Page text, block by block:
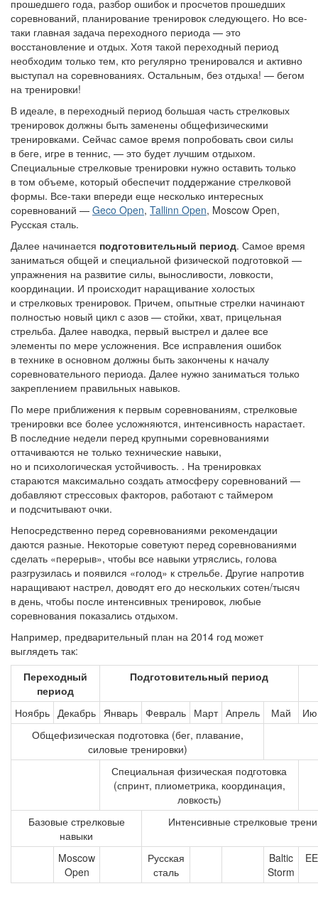
прошедшего года, разбор ошибок и просчетов прошедших
соревнований, планирование тренировок следующего. Но все-
таки главная задача переходного периода — это
восстановление и отдых. Хотя такой переходный период
необходим только тем, кто регулярно тренировался и активно
выступал на соревнованиях. Остальным, без отдыха! — бегом
на тренировки!
В идеале, в переходный период большая часть стрелковых
тренировок должны быть заменены общефизическими
тренировками. Сейчас самое время попробовать свои силы
в беге, игре в теннис, — это будет лучшим отдыхом.
Специальные стрелковые тренировки нужно оставить только
в том объеме, который обеспечит поддержание стрелковой
формы. Все-таки впереди еще несколько интересных
соревнований — Geco Open, Tallinn Open, Moscow Open,
Русская сталь.
Далее начинается подготовительный период. Самое время
заниматься общей и специальной физической подготовкой —
упражнения на развитие силы, выносливости, ловкости,
координации. И происходит наращивание холостых
и стрелковых тренировок. Причем, опытные стрелки начинают
полностью новый цикл с азов — стойки, хват, прицельная
стрельба. Далее наводка, первый выстрел и далее все
элементы по мере усложнения. Все исправления ошибок
в технике в основном должны быть закончены к началу
соревновательного периода. Далее нужно заниматься только
закреплением правильных навыков.
По мере приближения к первым соревнованиям, стрелковые
тренировки все более усложняются, интенсивность нарастает.
В последние недели перед крупными соревнованиями
оттачиваются не только технические навыки,
но и психологическая устойчивость. . На тренировках
стараются максимально создать атмосферу соревнований —
добавляют стрессовых факторов, работают с таймером
и подсчитывают очки.
Непосредственно перед соревнованиями рекомендации
даются разные. Некоторые советуют перед соревнованиями
сделать «перерыв», чтобы все навыки утряслись, голова
разгрузилась и появился «голод» к стрельбе. Другие напротив
наращивают настрел, доводят его до нескольких сотен/тысяч
в день, чтобы после интенсивных тренировок, любые
соревнования показались отдыхом.
Например, предварительный план на 2014 год может
выглядеть так:
Переходный
период
Подготовительный период
Ноябрь Декабрь Январь Февраль Март Апрель Май
Общефизическая подготовка (бег, плавание,
силовые тренировки)
Специальная физическая подготовка
(спринт, плиометрика, координация,
ловкость)
Базовые стрелковые
навыки
Интенсивные стрелковые
Moscow
Open
Русская
сталь
Baltic
Storm